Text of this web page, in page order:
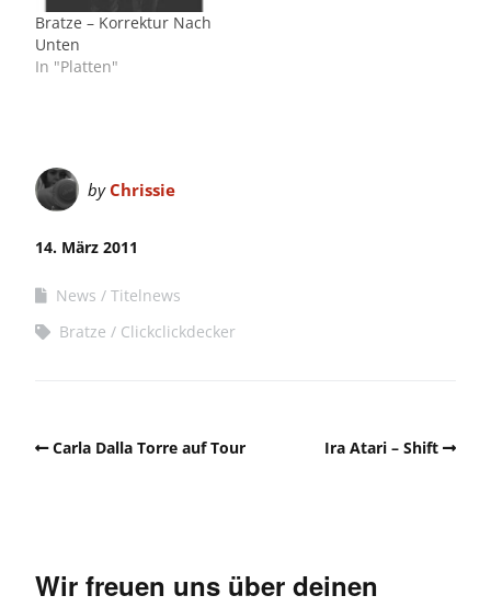
Bratze – Korrektur Nach
Unten
In "Platten"
byChrissie
14. März 2011
News
Titelnews
Bratze
Clickclickdecker
Carla Dalla Torre auf Tour Ira Atari – Shift
Wir freuen uns über deinen